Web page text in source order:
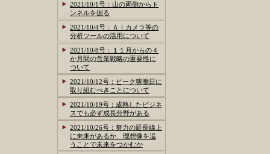
2021/10/1号：山の両側からト
ンネルを掘る
2021/10/4号：ＡＩカメラ等の
分析ツールの活用について
2021/10/8号：１１月からの４
か月間の営業戦略の重要性に
ついて
2021/10/12号：ピーク稼働日に
取り組むべきことについて
2021/10/19号：成熟したビジネ
スでも必ず成長分野がある
2021/10/26号：努力の延長線上
に未来があるか、理想像を追
うことで未来をつかむか